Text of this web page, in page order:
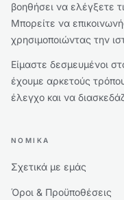
βοηθήσει να ελέγξετε
Μπορείτε να
χρησιμοποιώντας την
Είμαστε δεσμευμένοι
έχουμε αρκετούς
έλεγχο και να
ΝΟΜΙΚΆ
Σχετικά με εμάς
Όροι & Προϋποθέσεις